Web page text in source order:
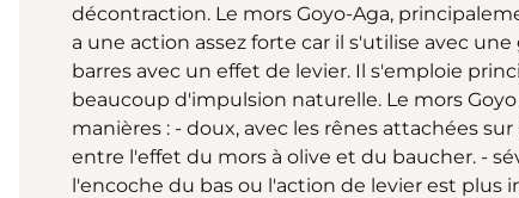
décontraction. Le mors Goyo-Aga,
a une action assez forte car il s'utilise avec
barres avec un effet de levier. Il s'emploie
beaucoup d'impulsion naturelle. Le mors
manières : - doux, avec les rênes attachées
entre l'effet du mors à olive et du baucher. -
l'encoche du bas ou l'action de levier est plus